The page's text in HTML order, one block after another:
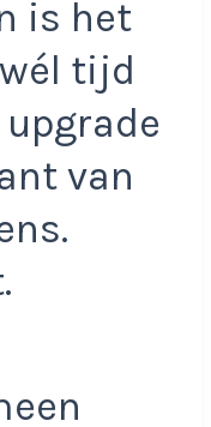
is het
tijd
van